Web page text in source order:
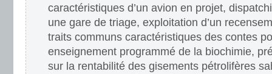
caractéristiques d’un avion en projet,
une gare de triage, exploitation d’un
traits communs caractéristiques des contes
enseignement programmé de la biochimie,
sur la rentabilité des gisements pétrolifères